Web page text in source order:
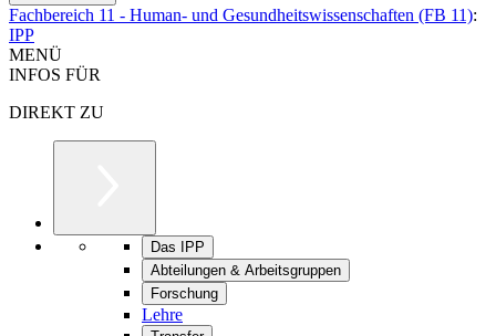
Fachbereich 11 - Human- und Gesundheitswissenschaften (FB 11):
IPP
MENÜ
INFOS FÜR
DIREKT ZU
Das IPP
Abteilungen & Arbeitsgruppen
Forschung
Lehre